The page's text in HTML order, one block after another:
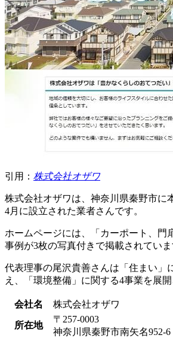
引用： 株式会社オザワ
株式会社オザワは、神奈川県秦野市に
4月に設立された業者さんです。
ホームページには、「カーポート、門
事例が3枚の写真付きで掲載されていま
代表理事の尾沢貴善さんは「住まい」
え、「環境整備」に関する4事業を展開
会社名 株式会社オザワ
所在地
〒257-0003
神奈川県秦野市南矢名952-6